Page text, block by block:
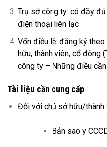
Trụ sở công ty: có đầy
điện thoại liên lạc
Vốn điều lệ: đăng ký
hữu, thành viên, cổ đông
công ty – Những điều
Tài liệu cần cung cấp
Đối với chủ sở hữu/thành
Bản sao y